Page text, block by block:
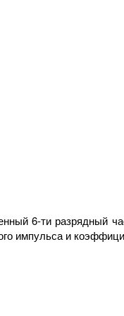
6-ти разрядный
импульса и